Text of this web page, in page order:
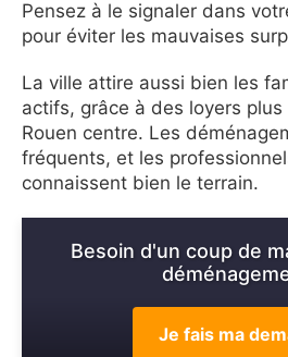
Pensez à le signaler dans
pour éviter les mauvaises
La ville attire aussi bien les
actifs, grâce à des loyers plus
Rouen centre. Les
fréquents, et les
connaissent bien le terrain.
Besoin d'un coup de
Je fais ma